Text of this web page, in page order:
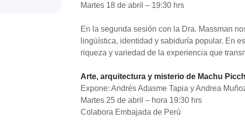
Martes 18 de abril – 19:30 hrs
En la segunda sesión con la Dra. Massman
lingüística, identidad y sabiduría popular. En
riqueza y variedad de la experiencia que
Arte, arquitectura y misterio de Machu
Expone: Andrés Adasme Tapia y Andrea
Martes 25 de abril – hora 19:30 hrs
Colabora Embajada de Perú